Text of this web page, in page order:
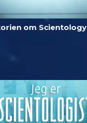
om Scientology